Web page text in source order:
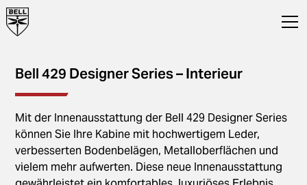
Bell 429 Designer Series – Interieur
Mit der Innenausstattung der Bell 429 Designer Series
können Sie Ihre Kabine mit hochwertigem Leder,
verbesserten Bodenbelägen, Metalloberflächen und
vielem mehr aufwerten. Diese neue Innenausstattung